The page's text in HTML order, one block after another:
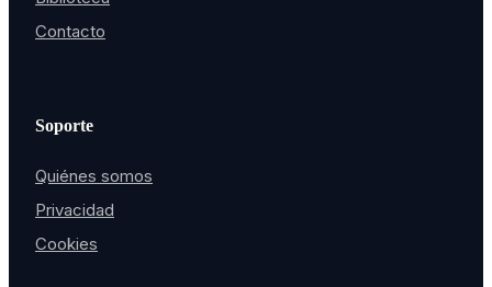
Contacto
Quiénes somos
Privacidad
Cookies